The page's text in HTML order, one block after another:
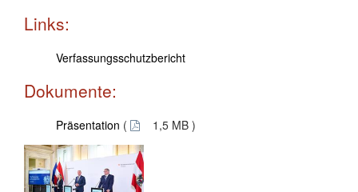
Links:
Verfassungsschutzbericht
Dokumente:
Präsentation ( 1,5 MB )